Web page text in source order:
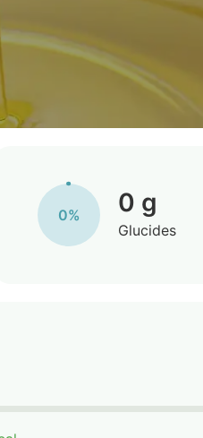
0% 0 g
Glucides